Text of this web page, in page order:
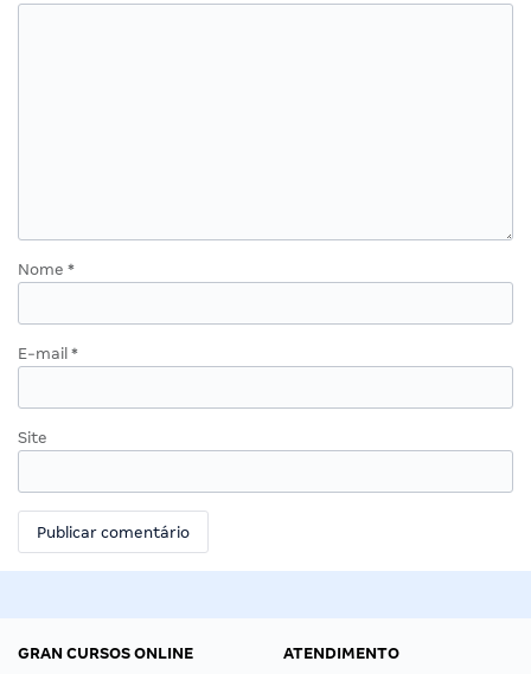
Nome *
E-mail *
Site
GRAN CURSOS ONLINE ATENDIMENTO